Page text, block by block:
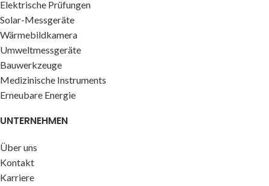
Elektrische Prüfungen
Solar-Messgeräte
Wärmebildkamera
Umweltmessgeräte
Bauwerkzeuge
Medizinische Instruments
Erneubare Energie
UNTERNEHMEN
Über uns
Kontakt
Karriere